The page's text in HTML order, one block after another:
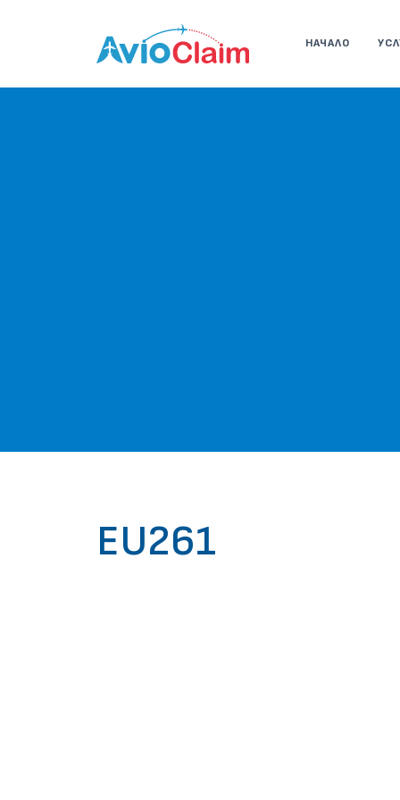
НАЧАЛО
EU261